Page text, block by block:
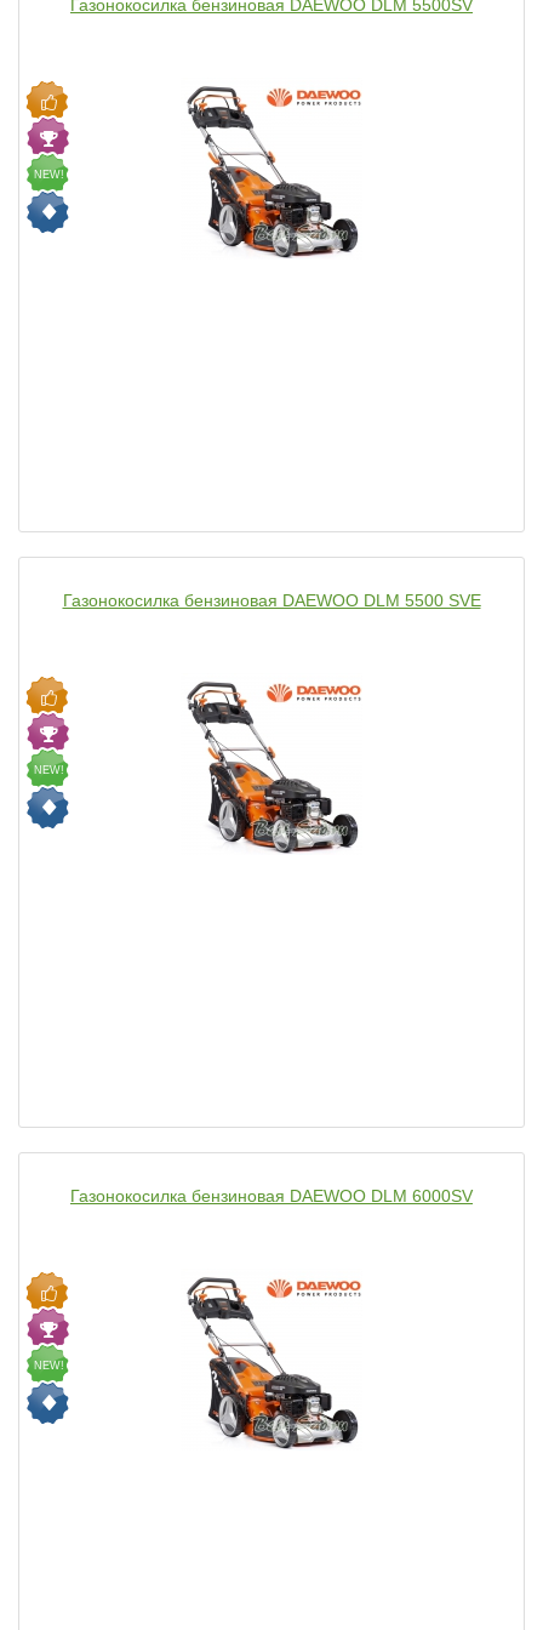
Газонокосилка бензиновая DAEWOO DLM 5500SV
NEW!
Газонокосилка бензиновая DAEWOO DLM 5500 SVE
NEW!
Газонокосилка бензиновая DAEWOO DLM 6000SV
NEW!